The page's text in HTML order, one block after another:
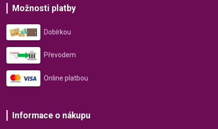
Možnosti platby
Dobírkou
Převodem
Online platbou
Informace o nákupu